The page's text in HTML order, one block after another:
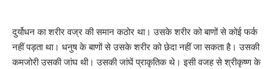
दुर्योधन का शरीर वज्र की समान कठोर था। उसके शरीर को बाणों से कोई फर्क
नहीं पड़ता था। धनुष के बाणों से उसके शरीर को छेदा नहीं जा सकता है। उसकी
कमजोरी उसकी जांघ थी। उसकी जांघें प्राकृतिक थे। इसी वजह से श्रीकृष्ण के